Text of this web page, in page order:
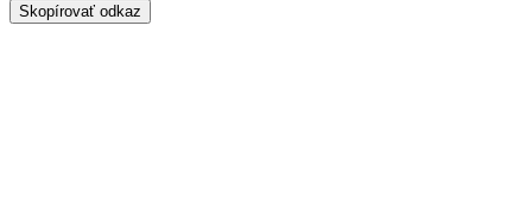
Skopírovať odkaz